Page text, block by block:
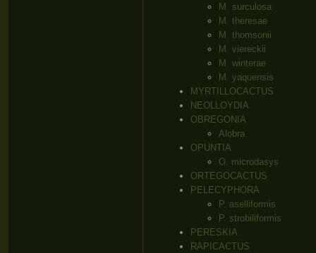
M. surculosa
M. theresae
M. thomsonii
M. viereckii
M. winterae
M. yaquensis
MYRTILLOCACTUS
NEOLLOYDIA
OBREGONIA
Alobra
OPUNTIA
O. microdasys
ORTEGOCACTUS
PELECYPHORA
P. aselliformis
P. strobiliformis
PERESKIA
RAPICACTUS